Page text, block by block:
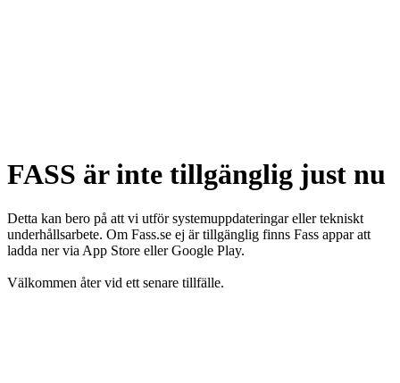
FASS är inte tillgänglig just nu
Detta kan bero på att vi utför systemuppdateringar eller tekniskt
underhållsarbete. Om Fass.se ej är tillgänglig finns Fass appar att
ladda ner via App Store eller Google Play.
Välkommen åter vid ett senare tillfälle.